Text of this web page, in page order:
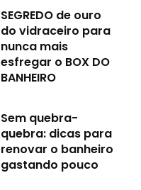
SEGREDO de ouro
do vidraceiro para
nunca mais
esfregar o BOX DO
BANHEIRO
Sem quebra-
quebra: dicas para
renovar o banheiro
gastando pouco